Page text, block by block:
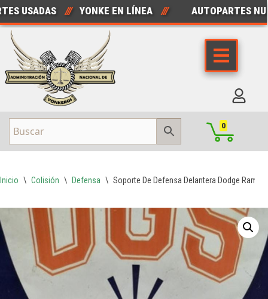
Saltar
al
contenido
USADAS /// YONKE EN LÍNEA /// AUTOPARTES
0
Inicio \ Colisión \ Defensa \ Soporte De Defensa Delantera Dodge Ram